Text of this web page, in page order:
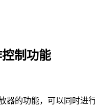
控制功能
放器的功能，可以同